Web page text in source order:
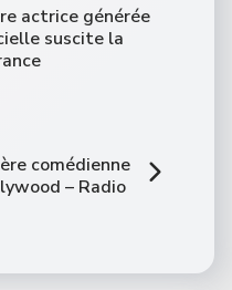
actrice générée
suscite la
comédienne
– Radio